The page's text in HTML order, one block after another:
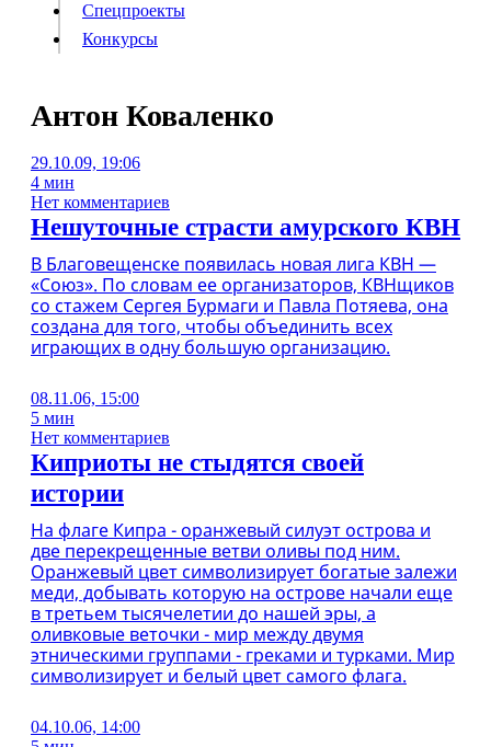
ИнформацияПодписка
Спецпроекты
Конкурсы
Антон Коваленко
29.10.09, 19:06
4 мин
Нет комментариев
Нешуточные страсти амурского КВН
В Благовещенске появилась новая лига КВН —
«Союз». По словам ее организаторов, КВНщиков
со стажем Сергея Бурмаги и Павла Потяева, она
создана для того, чтобы объединить всех
играющих в одну большую организацию.
08.11.06, 15:00
5 мин
Нет комментариев
Киприоты не стыдятся своей
истории
На флаге Кипра - оранжевый силуэт острова и
две перекрещенные ветви оливы под ним.
Оранжевый цвет символизирует богатые залежи
меди, добывать которую на острове начали еще
в третьем тысячелетии до нашей эры, а
оливковые веточки - мир между двумя
этническими группами - греками и турками. Мир
символизирует и белый цвет самого флага.
04.10.06, 14:00